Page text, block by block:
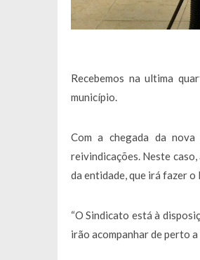
Recebemos na ultima
município.
Com a chegada da
reivindicações. Neste
da entidade, que irá fazer
“O Sindicato está à
irão acompanhar de perto